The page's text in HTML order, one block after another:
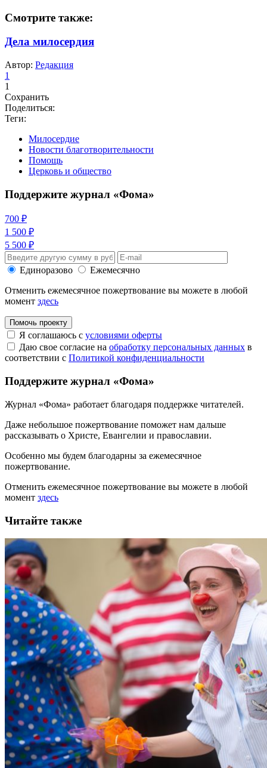
Смотрите также:
Дела милосердия
Автор: Редакция
1
1
Сохранить
Поделиться:
Теги:
Милосердие
Новости благотворительности
Помощь
Церковь и общество
Поддержите журнал «Фома»
700 ₽
1 500 ₽
5 500 ₽
Единоразово
Ежемесячно
Отменить ежемесячное пожертвование вы можете в любой
момент здесь
Помочь проекту
Я соглашаюсь с условиями оферты
Даю свое согласие на обработку персональных данных в
соответствии с Политикой конфиденциальности
Поддержите журнал «Фома»
Журнал «Фома» работает благодаря поддержке читателей.
Даже небольшое пожертвование поможет нам дальше
рассказывать о Христе, Евангелии и православии.
Особенно мы будем благодарны за ежемесячное
пожертвование.
Отменить ежемесячное пожертвование вы можете в любой
момент здесь
Читайте также